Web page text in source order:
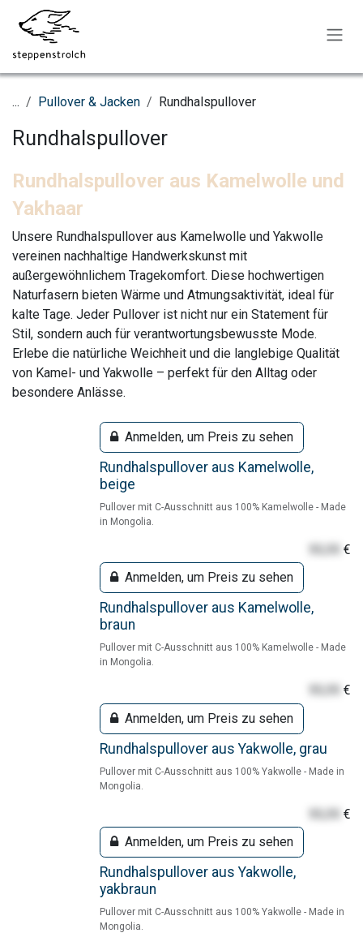
Zum Inhalt springen
... Pullover & Jacken Rundhalspullover
Rundhalspullover
Rundhalspullover aus Kamelwolle und
Yakhaar
Unsere Rundhalspullover aus Kamelwolle und Yakwolle
vereinen nachhaltige Handwerkskunst mit
außergewöhnlichem Tragekomfort. Diese hochwertigen
Naturfasern bieten Wärme und Atmungsaktivität, ideal für
kalte Tage. Jeder Pullover ist nicht nur ein Statement für
Stil, sondern auch für verantwortungsbewusste Mode.
Erlebe die natürliche Weichheit und die langlebige Qualität
von Kamel- und Yakwolle – perfekt für den Alltag oder
besondere Anlässe.
Anmelden, um Preis zu sehen
Rundhalspullover aus Kamelwolle,
beige
Pullover mit C-Ausschnitt aus 100% Kamelwolle - Made
in Mongolia.
€
Anmelden, um Preis zu sehen
Rundhalspullover aus Kamelwolle,
braun
Pullover mit C-Ausschnitt aus 100% Kamelwolle - Made
in Mongolia.
€
Anmelden, um Preis zu sehen
Rundhalspullover aus Yakwolle, grau
Pullover mit C-Ausschnitt aus 100% Yakwolle - Made in
Mongolia.
€
Anmelden, um Preis zu sehen
Rundhalspullover aus Yakwolle,
yakbraun
Pullover mit C-Ausschnitt aus 100% Yakwolle - Made in
Mongolia.